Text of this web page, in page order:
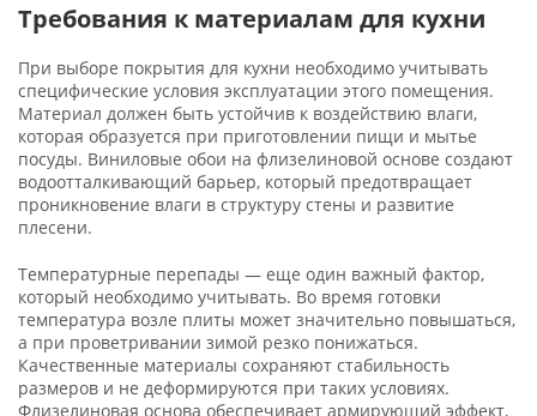
Требования к материалам для кухни
При выборе покрытия для кухни необходимо учитывать
специфические условия эксплуатации этого помещения.
Материал должен быть устойчив к воздействию влаги,
которая образуется при приготовлении пищи и мытье
посуды. Виниловые обои на флизелиновой основе создают
водоотталкивающий барьер, который предотвращает
проникновение влаги в структуру стены и развитие
плесени.
Температурные перепады — еще один важный фактор,
который необходимо учитывать. Во время готовки
температура возле плиты может значительно повышаться,
а при проветривании зимой резко понижаться.
Качественные материалы сохраняют стабильность
размеров и не деформируются при таких условиях.
Флизелиновая основа обеспечивает армирующий эффект,